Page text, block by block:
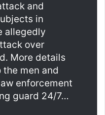
and
in
allegedly
over
More details
men and
enforcement
guard 24/7…